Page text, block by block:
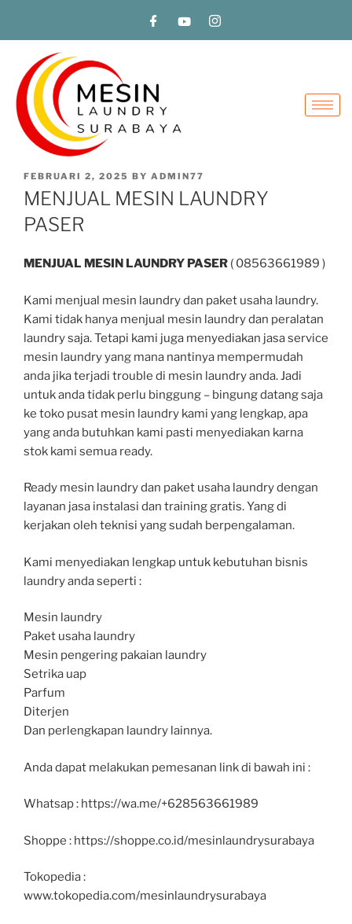
FEBRUARI 2, 2025 BY ADMIN77
MENJUAL MESIN LAUNDRY
PASER
MENJUAL MESIN LAUNDRY PASER ( 08563661989 )
Kami menjual mesin laundry dan paket usaha laundry.
Kami tidak hanya menjual mesin laundry dan peralatan
laundry saja. Tetapi kami juga menyediakan jasa service
mesin laundry yang mana nantinya mempermudah
anda jika terjadi trouble di mesin laundry anda. Jadi
untuk anda tidak perlu binggung – bingung datang saja
ke toko pusat mesin laundry kami yang lengkap, apa
yang anda butuhkan kami pasti menyediakan karna
stok kami semua ready.
Ready mesin laundry dan paket usaha laundry dengan
layanan jasa instalasi dan training gratis. Yang di
kerjakan oleh teknisi yang sudah berpengalaman.
Kami menyediakan lengkap untuk kebutuhan bisnis
laundry anda seperti :
Mesin laundry
Paket usaha laundry
Mesin pengering pakaian laundry
Setrika uap
Parfum
Diterjen
Dan perlengkapan laundry lainnya.
Anda dapat melakukan pemesanan link di bawah ini :
Whatsap : https://wa.me/+628563661989
Shoppe : https://shoppe.co.id/mesinlaundrysurabaya
Tokopedia :
www.tokopedia.com/mesinlaundrysurabaya